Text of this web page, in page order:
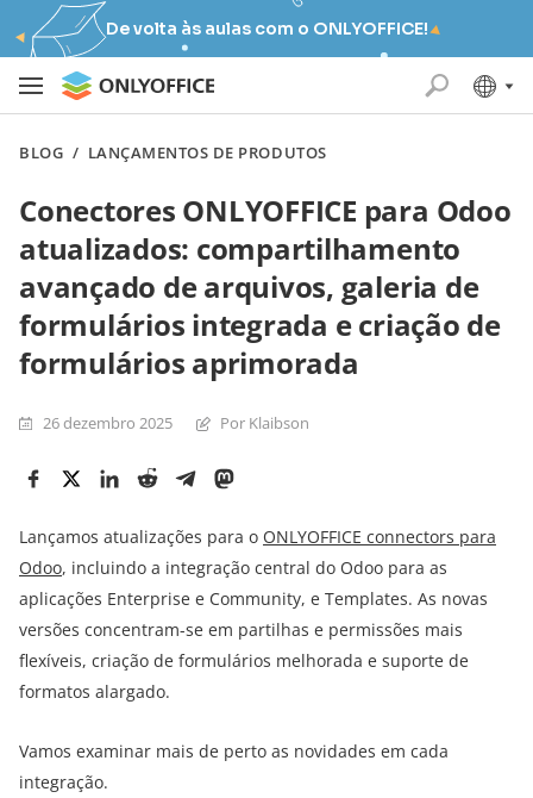
De volta às aulas com o ONLYOFFICE!
BLOG / LANÇAMENTOS DE PRODUTOS
Conectores ONLYOFFICE para Odoo
atualizados: compartilhamento
avançado de arquivos, galeria de
formulários integrada e criação de
formulários aprimorada
26 dezembro 2025 Por Klaibson
Lançamos atualizações para o ONLYOFFICE connectors para
Odoo, incluindo a integração central do Odoo para as
aplicações Enterprise e Community, e Templates. As novas
versões concentram-se em partilhas e permissões mais
flexíveis, criação de formulários melhorada e suporte de
formatos alargado.
Vamos examinar mais de perto as novidades em cada
integração.